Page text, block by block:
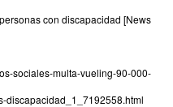
con discapacidad [News
sociales-multa-vueling-90-000-
discapacidad_1_7192558.html